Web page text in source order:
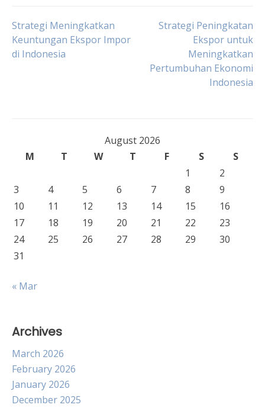
Post
navigation
Strategi Meningkatkan
Keuntungan Ekspor Impor
di Indonesia
Strategi Peningkatan
Ekspor untuk
Meningkatkan
Pertumbuhan Ekonomi
Indonesia
August 2026
M
T W T F S
S
1
2
3
4 5 6 7 8
9
10
11 12 13 14 15
16
17
18 19 20 21 22
23
24
25 26 27 28 29
30
31
« Mar
Archives
March 2026
February 2026
January 2026
December 2025